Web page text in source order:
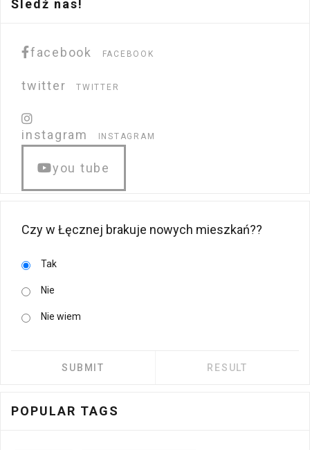
Śledź nas!
facebook FACEBOOK
twitter TWITTER
instagram INSTAGRAM
you tube
Czy w Łęcznej brakuje nowych mieszkań??
Tak
Nie
Nie wiem
POPULAR TAGS